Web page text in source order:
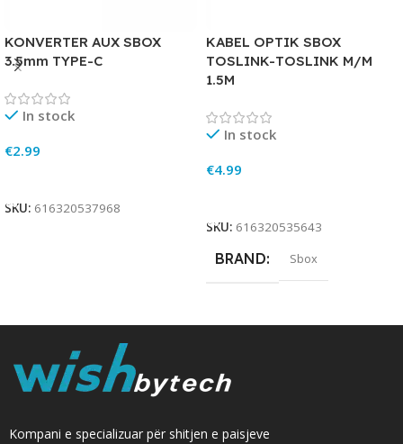
KONVERTER AUX SBOX
3.5mm TYPE-C
In stock
€2.99
SKU: 616320537968
KABEL OPTIK SBOX
TOSLINK-TOSLINK M/M
1.5M
In stock
€4.99
SKU: 616320535643
BRAND Sbox
Kompani e specializuar për shitjen e paisjeve